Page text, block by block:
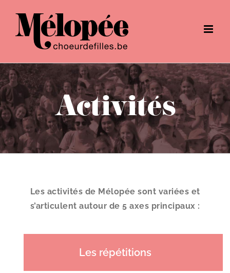
contenu
Activités
Les activités de Mélopée sont variées et
s’articulent autour de 5 axes principaux :
Les répétitions